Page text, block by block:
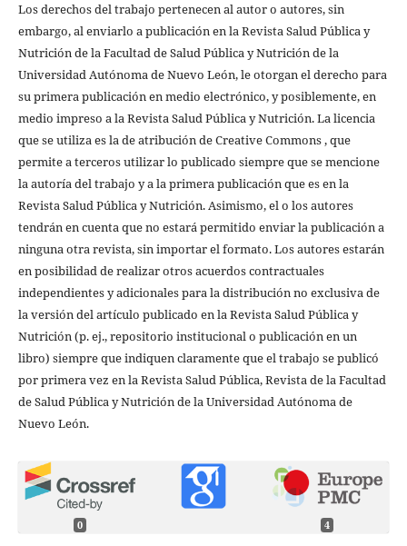
Los derechos del trabajo pertenecen al autor o autores, sin
embargo, al enviarlo a publicación en la Revista Salud Pública y
Nutrición de la Facultad de Salud Pública y Nutrición de la
Universidad Autónoma de Nuevo León, le otorgan el derecho para
su primera publicación en medio electrónico, y posiblemente, en
medio impreso a la Revista Salud Pública y Nutrición. La licencia
que se utiliza es la de atribución de Creative Commons , que
permite a terceros utilizar lo publicado siempre que se mencione
la autoría del trabajo y a la primera publicación que es en la
Revista Salud Pública y Nutrición. Asimismo, el o los autores
tendrán en cuenta que no estará permitido enviar la publicación a
ninguna otra revista, sin importar el formato. Los autores estarán
en posibilidad de realizar otros acuerdos contractuales
independientes y adicionales para la distribución no exclusiva de
la versión del artículo publicado en la Revista Salud Pública y
Nutrición (p. ej., repositorio institucional o publicación en un
libro) siempre que indiquen claramente que el trabajo se publicó
por primera vez en la Revista Salud Pública, Revista de la Facultad
de Salud Pública y Nutrición de la Universidad Autónoma de
Nuevo León.
0 4